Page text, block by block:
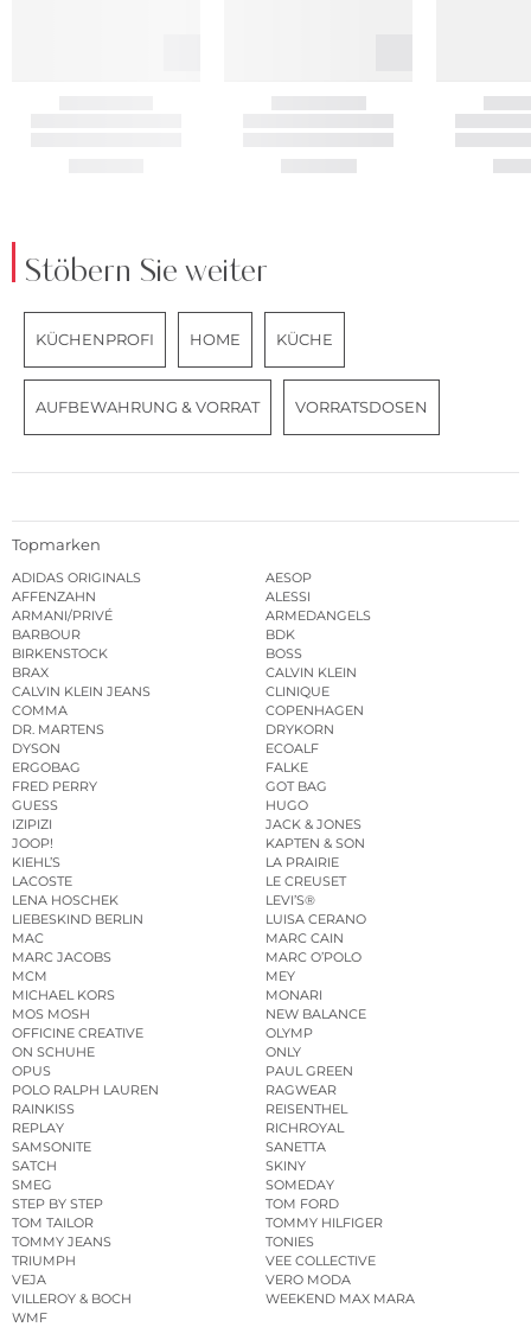
Stöbern Sie weiter
KÜCHENPROFI HOME KÜCHE
AUFBEWAHRUNG & VORRAT VORRATSDOSEN
Topmarken
ADIDAS ORIGINALS
AESOP
AFFENZAHN
ALESSI
ARMANI/PRIVÉ
ARMEDANGELS
BARBOUR
BDK
BIRKENSTOCK
BOSS
BRAX
CALVIN KLEIN
CALVIN KLEIN JEANS
CLINIQUE
COMMA
COPENHAGEN
DR. MARTENS
DRYKORN
DYSON
ECOALF
ERGOBAG
FALKE
FRED PERRY
GOT BAG
GUESS
HUGO
IZIPIZI
JACK & JONES
JOOP!
KAPTEN & SON
KIEHL’S
LA PRAIRIE
LACOSTE
LE CREUSET
LENA HOSCHEK
LEVI’S®
LIEBESKIND BERLIN
LUISA CERANO
MAC
MARC CAIN
MARC JACOBS
MARC O’POLO
MCM
MEY
MICHAEL KORS
MONARI
MOS MOSH
NEW BALANCE
OFFICINE CREATIVE
OLYMP
ON SCHUHE
ONLY
OPUS
PAUL GREEN
POLO RALPH LAUREN
RAGWEAR
RAINKISS
REISENTHEL
REPLAY
RICHROYAL
SAMSONITE
SANETTA
SATCH
SKINY
SMEG
SOMEDAY
STEP BY STEP
TOM FORD
TOM TAILOR
TOMMY HILFIGER
TOMMY JEANS
TONIES
TRIUMPH
VEE COLLECTIVE
VEJA
VERO MODA
VILLEROY & BOCH
WEEKEND MAX MARA
WMF